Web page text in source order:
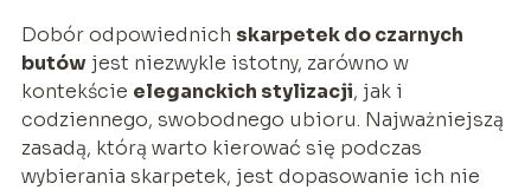
Dobór odpowiednich skarpetek do czarnych
butówjest niezwykle istotny, zarówno w
kontekście eleganckich stylizacji, jak i
codziennego, swobodnego ubioru. Najważniejszą
zasadą, którą warto kierować się podczas
wybierania skarpetek, jest dopasowanie ich nie